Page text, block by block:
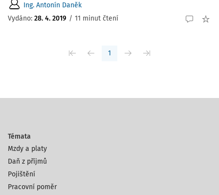
Ing. Antonín Daněk
Vydáno: 28. 4. 2019 / 11 minut čtení
1
Témata
Mzdy a platy
Daň z příjmů
Pojištění
Pracovní poměr